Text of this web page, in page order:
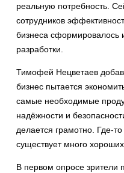
реальную потребность.
сотрудников
бизнеса сформировалось
разработки.
Тимофей Нецветаев
бизнес пытается
самые необходимые
надёжности и
делается грамотно. Где-
существует много
В первом опросе зрители